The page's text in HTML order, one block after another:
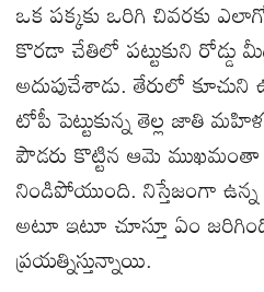
ఒక పక్కకు ఒరిగి చివరకు
కొరడా చేతిలో పట్టుకుని రోడ్డు
అదుపుచేశాడు. తేరులో కూచుని
టోపీ పెట్టుకున్న తెల్ల జాతి
పౌడరు కొట్టిన ఆమె
నిండిపోయుంది. నిస్తేజంగా ఉన్న
అటూ ఇటూ చూస్తూ ఏం
ప్రయత్నిస్తున్నాయి.